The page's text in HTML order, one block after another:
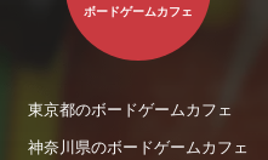
ボードゲームカフェ
東京都のボードゲームカフェ
神奈川県のボードゲームカフェ